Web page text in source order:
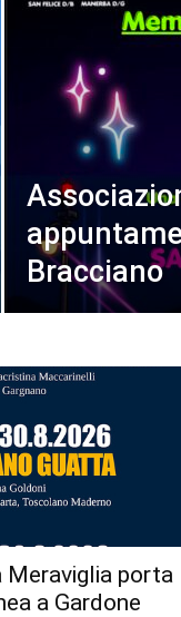
Bracciano
Meraviglia porta
a Gardone